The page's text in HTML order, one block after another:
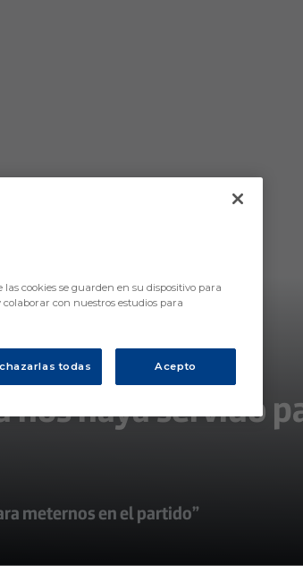
haya servido
meternos en el partido”
cookies se guarden en su dispositivo para
con nuestros estudios para
todas Acepto